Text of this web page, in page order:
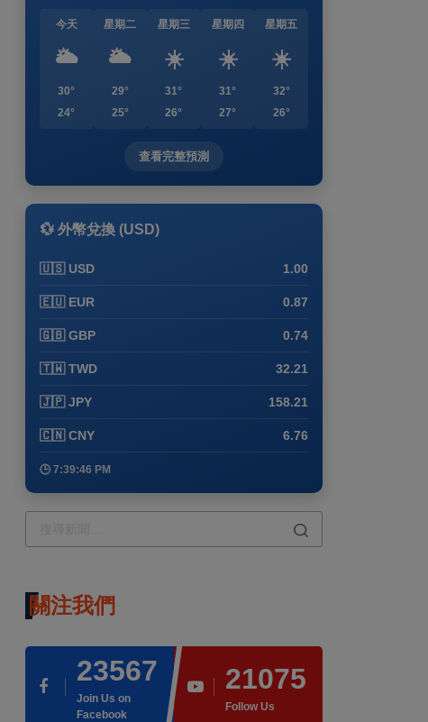
今天
🌥️
30°
24°
星期二
🌥️
29°
25°
星期三
☀️
31°
26°
星期四
☀️
31°
27°
星期五
☀️
32°
26°
查看完整預測
💱 外幣兌換 (USD)
🇺🇸 USD 1.00
🇪🇺 EUR 0.87
🇬🇧 GBP 0.74
🇹🇼 TWD 32.21
🇯🇵 JPY 158.21
🇨🇳 CNY 6.76
🕒 7:39:46 PM
關注我們
23567
Join Us on
Facebook
21075
Follow Us